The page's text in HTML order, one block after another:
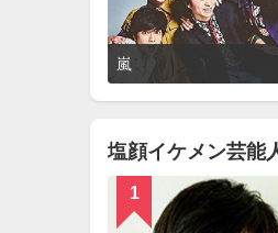
嵐
塩顔イケメン芸能
1